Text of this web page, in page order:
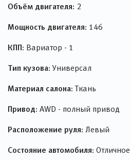
Объём двигателя: 2
Мощность двигателя: 146
КПП: Вариатор - 1
Тип кузова: Универсал
Материал салона: Ткань
Привод: AWD - полный привод
Расположение руля: Левый
Состояние автомобиля: Отличное